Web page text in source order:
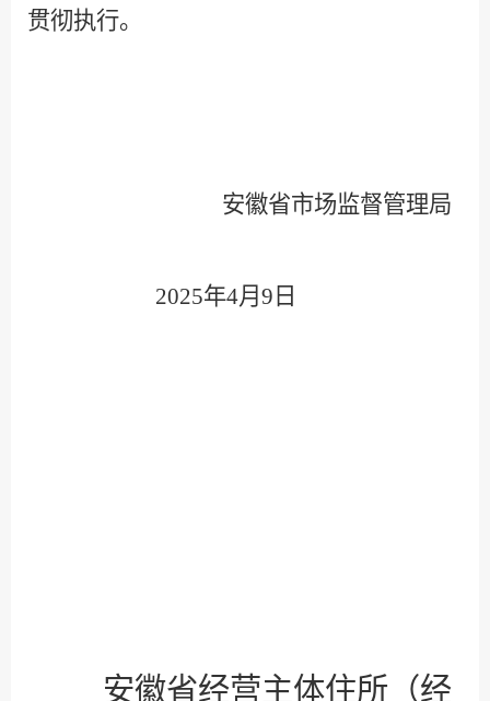
贯彻执行。
安徽省市场监督管理局
2025年4月 9 日
安徽省经营主体住所（经